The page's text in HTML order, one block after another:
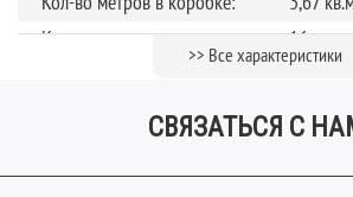
Количество штук в
16
Обработка поверхности:
Рисунок:
Дуб
>> Все характеристики
СВЯЗАТЬСЯ С